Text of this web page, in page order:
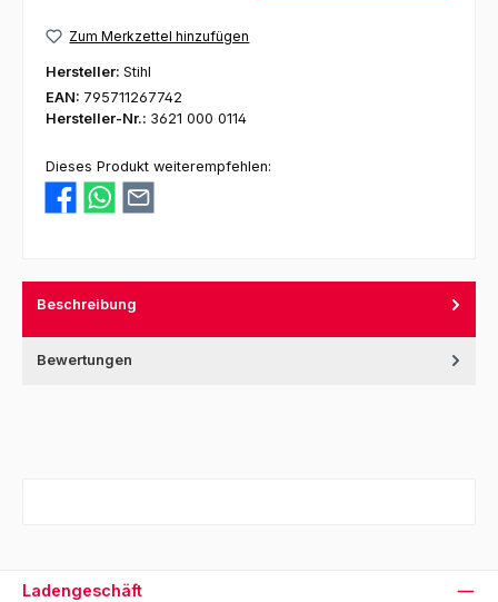
Zum Merkzettel hinzufügen
Hersteller: Stihl
EAN: 795711267742
Hersteller-Nr.: 3621 000 0114
Dieses Produkt weiterempfehlen:
Beschreibung
Bewertungen
Ladengeschäft